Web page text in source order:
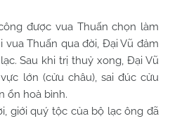
được vua Thuấn chọn làm
vua Thuấn qua đời, Đại Vũ đảm
Sau khi trị thuỷ xong, Đại Vũ
lớn (cửu châu), sai đúc cửu
ổn hoà bình.
quý tộc của bộ lạc ông đã